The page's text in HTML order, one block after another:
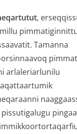
,
Tamanna
arlaleriarlunilu